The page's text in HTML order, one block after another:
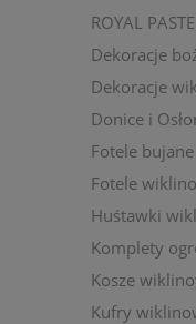
ROYAL
Dekoracje
Dekoracje
Donice i
Fotele bujane
Fotele
Huśtawki
Komplety
Kosze
Kufry